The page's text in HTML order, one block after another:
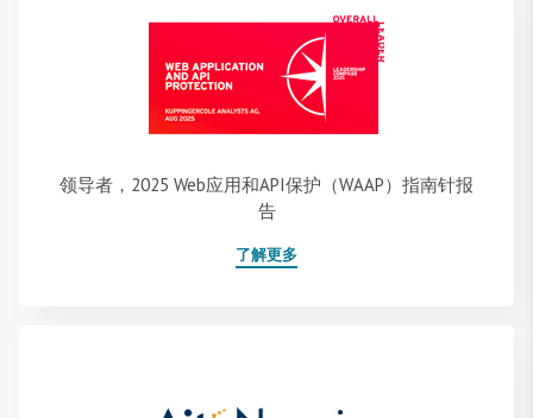
领导者，2025 Web应用和API保护（WAAP）指南针报
告
了解更多